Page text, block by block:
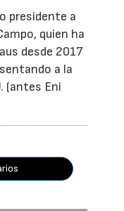
presidente a
quien ha
desde 2017
a la
(antes Eni